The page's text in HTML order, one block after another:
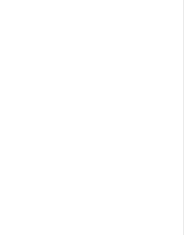
GS D125х90